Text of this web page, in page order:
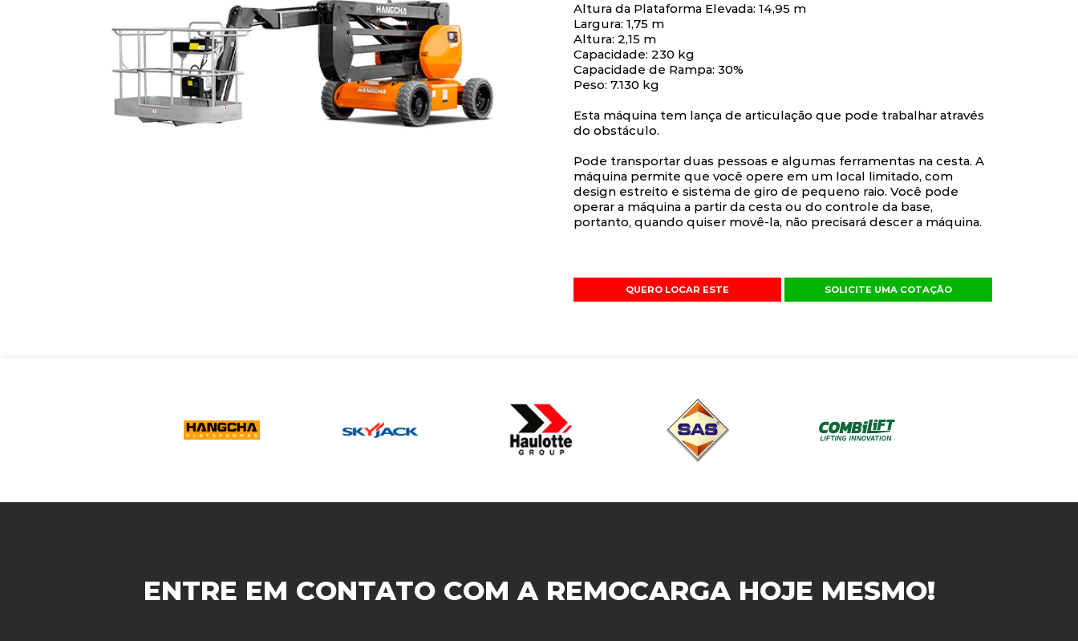
Altura da Plataforma Elevada: 14,95 m
Largura: 1,75 m
Altura: 2,15 m
Capacidade: 230 kg
Capacidade de Rampa: 30%
Peso: 7.130 kg
Esta máquina tem lança de articulação que pode trabalhar através
do obstáculo.
Pode transportar duas pessoas e algumas ferramentas na cesta. A
máquina permite que você opere em um local limitado, com
design estreito e sistema de giro de pequeno raio. Você pode
operar a máquina a partir da cesta ou do controle da base,
portanto, quando quiser movê-la, não precisará descer a máquina.
QUERO LOCAR ESTE SOLICITE UMA COTAÇÃO
ENTRE EM CONTATO COM A REMOCARGA HOJE MESMO!